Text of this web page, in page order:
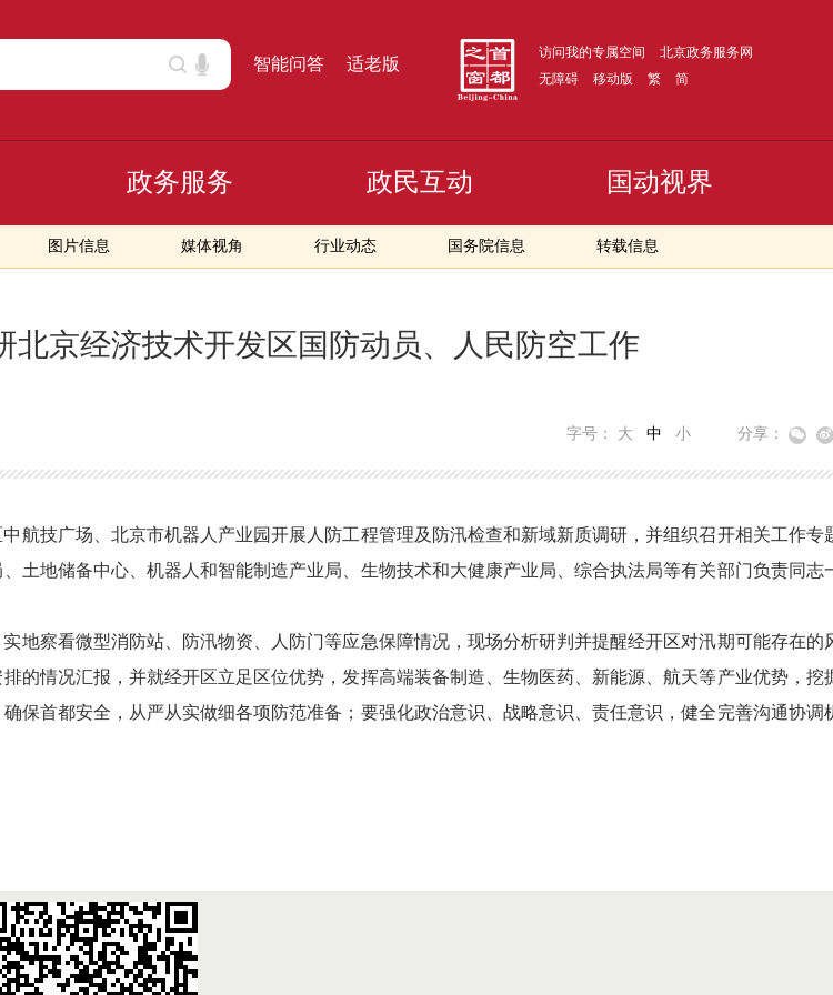
智能问答 适老版
访问我的专属空间
北京政务服务网
无障碍
移动版 繁 简
图片信息 媒体视角 行业动态 国务院信息 转载信息
政务服务 政民互动 国动视界
北京经济技术开发区国防动员、人民防空工作
字号： 大 中 小 分享：
航技广场、北京市机器人产业园开展人防工程管理及防汛检查和新域新质调研，并组织召开相关工作专
土地储备中心、机器人和智能制造产业局、生物技术和大健康产业局、综合执法局等有关部门负责同志
地察看微型消防站、防汛物资、人防门等应急保障情况，现场分析研判并提醒经开区对汛期可能存在的
的情况汇报，并就经开区立足区位优势，发挥高端装备制造、生物医药、新能源、航天等产业优势，挖
保首都安全，从严从实做细各项防范准备；要强化政治意识、战略意识、责任意识，健全完善沟通协调